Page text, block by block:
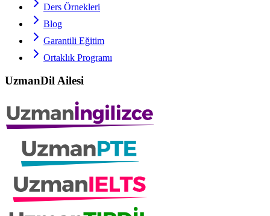
Ders Örnekleri
Blog
Garantili Eğitim
Ortaklık Programı
UzmanDil Ailesi